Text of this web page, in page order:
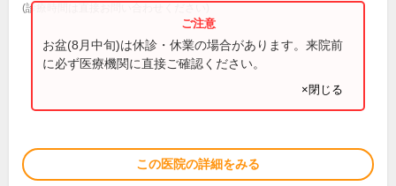
(診療時間は直接お問い合わせください)
お盆(8月中旬)は休診・休業の場合があります。来院前
に必ず医療機関に直接ご確認ください。
×閉じる
この医院の詳細をみる